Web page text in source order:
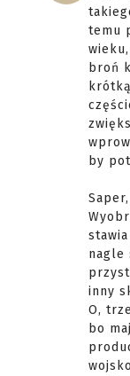
temu
broń
by
nagle
inny
O,
bo